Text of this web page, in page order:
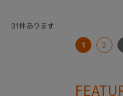
31件あります
1 2